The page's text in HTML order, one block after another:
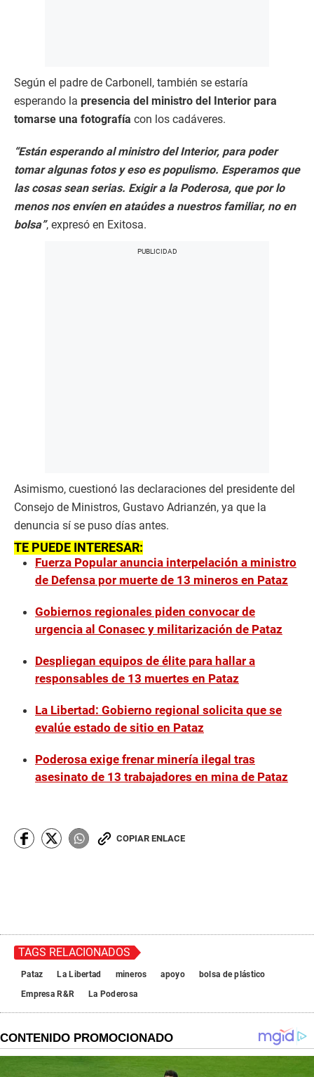
Según el padre de Carbonell, también se estaría
esperando la presencia del ministro del Interior para
tomarse una fotografía con los cadáveres.
“Están esperando al ministro del Interior, para poder
tomar algunas fotos y eso es populismo. Esperamos que
las cosas sean serias. Exigir a la Poderosa, que por lo
menos nos envíen en ataúdes a nuestros familiar, no en
bolsa”, expresó en Exitosa.
Asimismo, cuestionó las declaraciones del presidente del
Consejo de Ministros, Gustavo Adrianzén, ya que la
denuncia sí se puso días antes.
TE PUEDE INTERESAR:
Fuerza Popular anuncia interpelación a ministro
de Defensa por muerte de 13 mineros en Pataz
Gobiernos regionales piden convocar de
urgencia al Conasec y militarización de Pataz
Despliegan equipos de élite para hallar a
responsables de 13 muertes en Pataz
La Libertad: Gobierno regional solicita que se
evalúe estado de sitio en Pataz
Poderosa exige frenar minería ilegal tras
asesinato de 13 trabajadores en mina de Pataz
COPIAR ENLACE
TAGS RELACIONADOS
Pataz La Libertad mineros apoyo
bolsa de plástico
Empresa R&R
La Poderosa